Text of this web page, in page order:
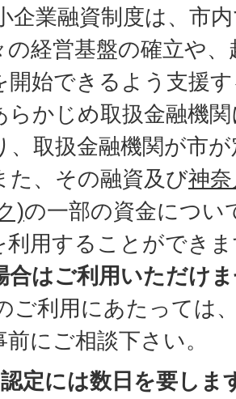
企業融資制度は、市
の経営基盤の確立や
開始できるよう支援
らかじめ取扱金融機
、取扱金融機関が市
た、その融資及び神
)の一部の資金につい
利用することができ
合はご利用いただけ
ご利用にあたっては
にご相談下さい。
定には数日を要しま